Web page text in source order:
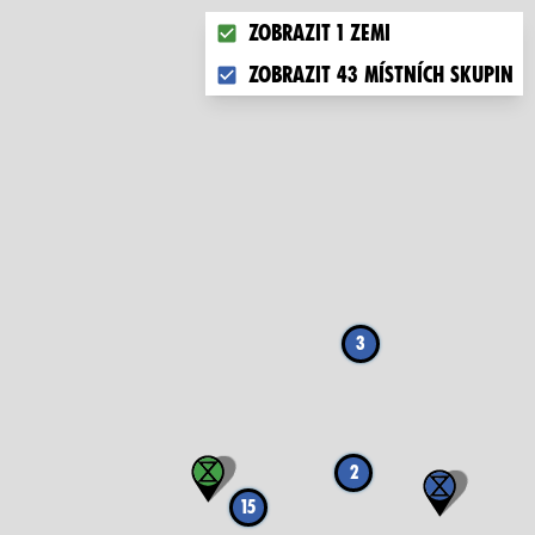
2
3
15
Choose what you want to display
Zobrazit 1 zemi
Zobrazit 43 místních skupin